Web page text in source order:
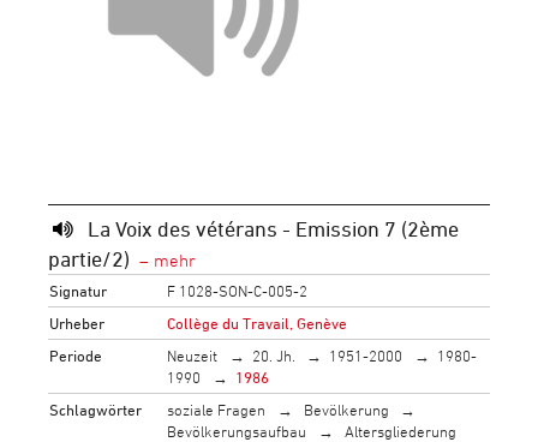
La Voix des vétérans - Emission 7 (2ème
partie/2)
Signatur
F 1028-SON-C-005-2
Urheber
Collège du Travail, Genève
Periode
Neuzeit 20. Jh. 1951-2000
1980-
1990
1986
Schlagwörter
soziale Fragen
Bevölkerung
Bevölkerungsaufbau
Altersgliederung